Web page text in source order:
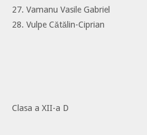
27. Vamanu Vasile Gabriel
28. Vulpe Cătălin-Ciprian
Clasa a XII-a D